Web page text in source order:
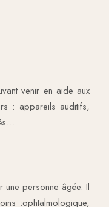
venir en aide aux
: appareils auditifs,
une personne âgée. Il
:ophtalmologique,